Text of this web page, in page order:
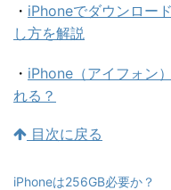
・ iPhoneでダウンロー
し方を解説
・ iPhone（アイフォン
れる？
目次に戻る
iPhoneは256GB必要か？